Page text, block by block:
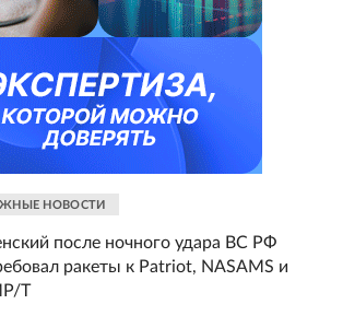
НОВОСТИ
после ночного удара ВС РФ
ракеты к Patriot, NASAMS и
T